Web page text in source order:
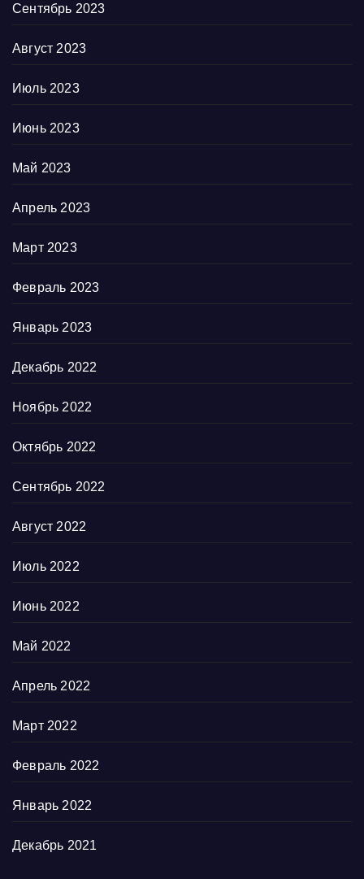
Сентябрь 2023
Август 2023
Июль 2023
Июнь 2023
Май 2023
Апрель 2023
Март 2023
Февраль 2023
Январь 2023
Декабрь 2022
Ноябрь 2022
Октябрь 2022
Сентябрь 2022
Август 2022
Июль 2022
Июнь 2022
Май 2022
Апрель 2022
Март 2022
Февраль 2022
Январь 2022
Декабрь 2021